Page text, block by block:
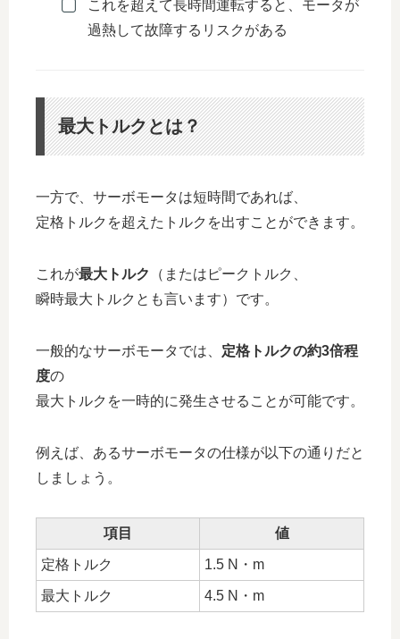
これを超えて長時間運転すると、モータが
過熱して故障するリスクがある
最大トルクとは？
一方で、サーボモータは短時間であれば、
定格トルクを超えたトルクを出すことができます。
これが最大トルク
（またはピークトルク、
瞬時最大トルクとも言います）です。
一般的なサーボモータでは、 定格トルクの約3倍程
度の
最大トルクを一時的に発生させることが可能です。
例えば、あるサーボモータの仕様が以下の通りだと
しましょう。
項目 値
定格トルク 1.5 N・m
最大トルク 4.5 N・m